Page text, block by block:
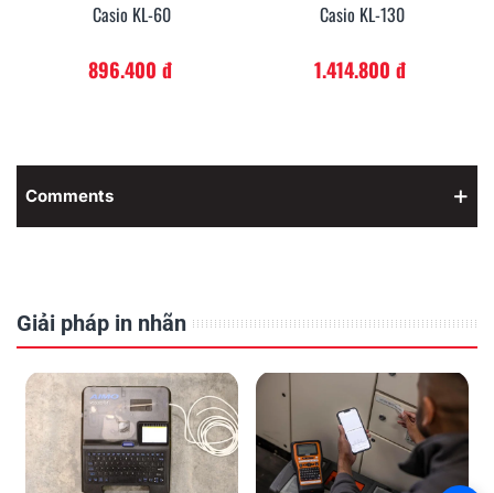
Casio KL-60
896.400 đ
Casio KL-130
1.414.800 đ
Comments
Giải pháp in nhãn